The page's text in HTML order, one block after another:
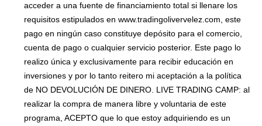
acceder a una fuente de financiamiento total si llenare los
requisitos estipulados en www.tradingolivervelez.com, este
pago en ningún caso constituye depósito para el comercio,
cuenta de pago o cualquier servicio posterior. Este pago lo
realizo única y exclusivamente para recibir educación en
inversiones y por lo tanto reitero mi aceptación a la política
de NO DEVOLUCIÓN DE DINERO. LIVE TRADING CAMP: al
realizar la compra de manera libre y voluntaria de este
programa, ACEPTO que lo que estoy adquiriendo es un